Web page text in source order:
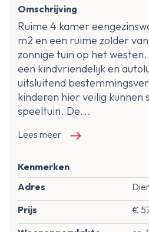
Omschrijving
Ruime 4 kamer
m2 en een ruime zolder
zonnige tuin op het
een kindvriendelijk en
uitsluitend
kinderen hier veilig kunnen
speeltuin. De...
Lees meer
Kenmerken
Adres
Prijs
€